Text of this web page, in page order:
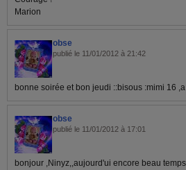
Marion
obse
publié le 11/01/2012 à 21:42
bonne soirée et bon jeudi ::bisous :mimi 16
obse
publié le 11/01/2012 à 17:01
bonjour ,Ninyz,,aujourd'ui encore beau